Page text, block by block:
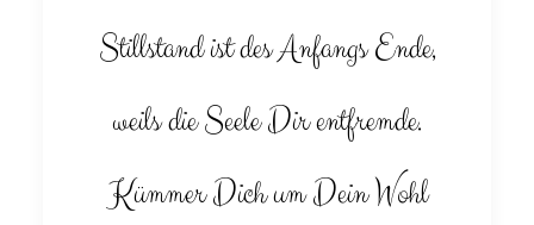
Stillstand ist des Anfangs Ende,
weils die Seele Dir entfremde.
Kümmer Dich um Dein Wohl